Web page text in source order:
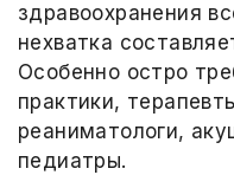
здравоохранения
нехватка
Особенно остро
практики,
реаниматологи,
педиатры.